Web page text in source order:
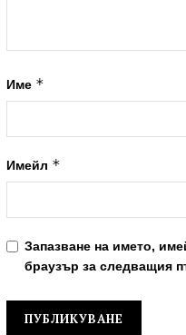
Име *
Имейл *
Запазване на името,
браузър за следващия